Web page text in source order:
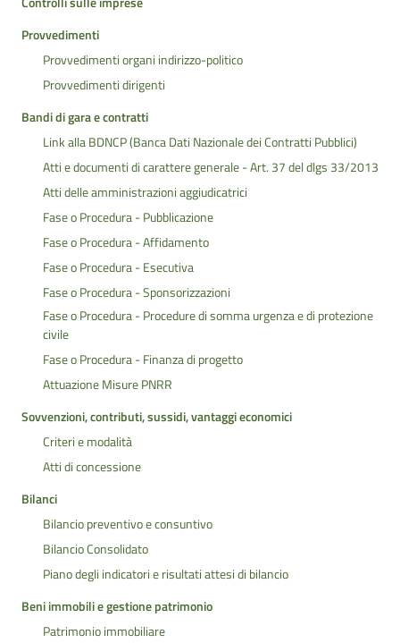
Provvedimenti
Provvedimenti organi indirizzo-politico
Provvedimenti dirigenti
Bandi di gara e contratti
Link alla BDNCP (Banca Dati Nazionale dei Contratti Pubblici)
Atti e documenti di carattere generale - Art. 37 del dlgs 33/2013
Atti delle amministrazioni aggiudicatrici
Fase o Procedura - Pubblicazione
Fase o Procedura - Affidamento
Fase o Procedura - Esecutiva
Fase o Procedura - Sponsorizzazioni
Fase o Procedura - Procedure di somma urgenza e di protezione
civile
Fase o Procedura - Finanza di progetto
Attuazione Misure PNRR
Sovvenzioni, contributi, sussidi, vantaggi economici
Criteri e modalità
Atti di concessione
Bilanci
Bilancio preventivo e consuntivo
Bilancio Consolidato
Piano degli indicatori e risultati attesi di bilancio
Beni immobili e gestione patrimonio
Patrimonio immobiliare